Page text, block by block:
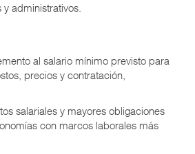
administrativos.
al salario mínimo previsto para
precios y contratación,
salariales y mayores obligaciones
con marcos laborales más